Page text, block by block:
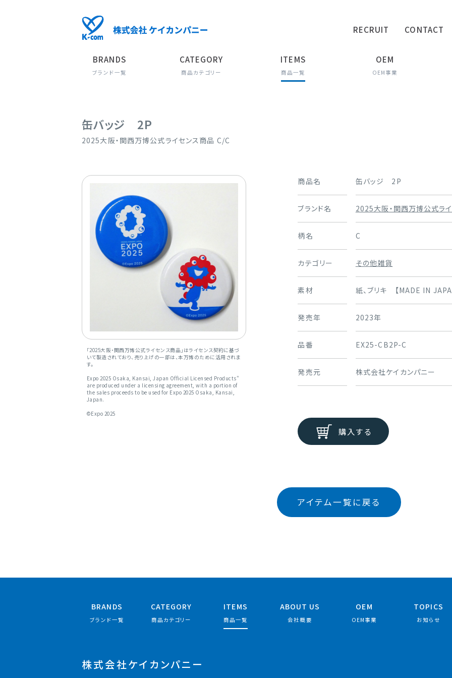
RECRUIT CONTACT
BRANDS
ブランド一覧
CATEGORY
商品カテゴリー
ITEMS
商品一覧
OEM
OEM事業
缶バッジ 2P
2025大阪・関西万博公式ライセンス商品 C/C
「2025大阪・関西万博公式ライセンス商品」はライセンス契約に基づ
いて製造されており、売り上げの一部は、本万博のために活用されま
す。
Expo 2025 Osaka, Kansai, Japan Official Licensed Products"
are produced under a licensing agreement, with a portion of
the sales proceeds to be used for Expo 2025 Osaka, Kansai,
Japan.
©Expo 2025
商品名 缶バッジ 2P
ブランド名 2025大阪・関西万博公式ラ
柄名 C
カテゴリー その他雑貨
素材 紙、ブリキ 【MADE IN
発売年 2023年
品番 EX25-CB2P-C
発売元 株式会社ケイカンパニー
購入する
アイテム一覧に戻る
BRANDS
ブランド一覧
CATEGORY
商品カテゴリー
ITEMS
商品一覧
ABOUT US
会社概要
OEM
OEM事業
TOPICS
お知らせ
株式会社ケイカンパニー